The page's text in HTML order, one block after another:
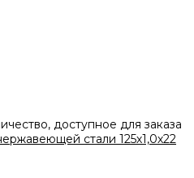
доступное для заказа
стали 125х1,0х22